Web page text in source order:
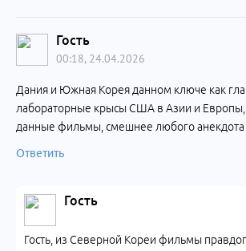
Гость
00:18, 24.04.2026
Дания и Южная Корея данном ключе как
лабораторные крысы США в Азии и
данные фильмы, смешнее любого анекдота
Ответить
Гость
Гость, из Северной Кореи фильмы